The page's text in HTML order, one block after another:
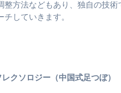
整方法などもあり、独自の技術
チしていきます。
レクソロジー（中国式足つぼ）